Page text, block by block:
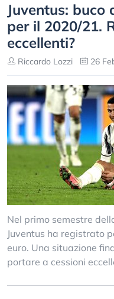
Juventus:
per il 2020/21.
eccellenti?
Riccardo Lozzi 26
Nel primo semestre
Juventus ha registrato
euro. Una situazione
portare a cessioni